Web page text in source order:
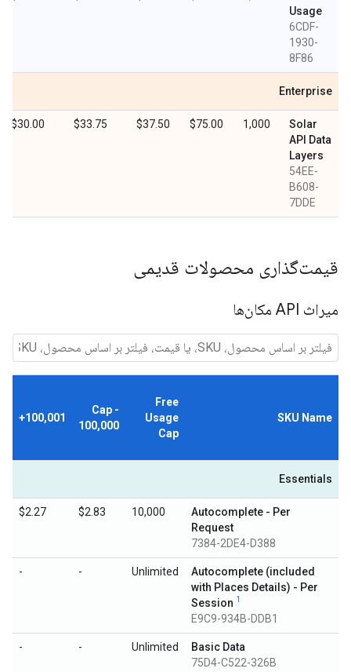
Usage
6CDF-
1930-
8F86
Enterprise
Solar
API Data
Layers
54EE-
B608-
7DDE
1,000
$75.00
$37.50
$33.75
$30.00
قیمت‌گذاری محصولات قدیمی
میراث API مکان‌ها
SKU Name
Free
Usage
Cap
Cap -
100,000
100,001+
Essentials
Autocomplete - Per
Request
7384-2DE4-D388
10,000
$2.83
$2.27
Autocomplete (included
with Places Details) - Per
Session 1
E9C9-934B-DDB1
Unlimited
-
-
Basic Data
75D4-C522-326B
Unlimited
-
-